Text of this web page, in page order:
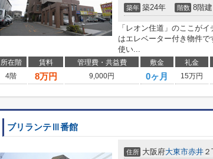
築年 築24年 階数 8階
「レオン住道」のここが
はエレベーター付き物件
使い...
所在階 賃料 管理費・共益費 敷金 礼金
4階
8万円 9,000円 0ヶ月 15万円
ブリランテⅢ番館
住所 大阪府大東市赤井